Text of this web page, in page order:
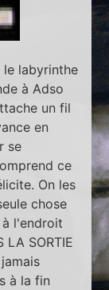
le labyrinthe
à Adso
un fil
en
se
ce
On les
chose
l'endroit
SORTIE
à la fin